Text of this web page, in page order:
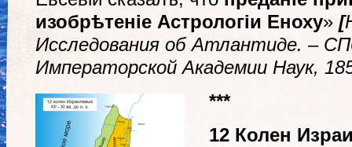
изобрѣтеніе Астрологіи Еноху» [
Исследования об Атлантиде. –
Императорской Академии Наук,
***
12 Колен